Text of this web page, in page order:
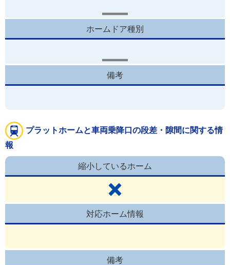
ホームドア種別
備考
プラットホームと車両乗降口の段差・隙間に関する情
報
縮小しているホーム
対応ホーム情報
備考